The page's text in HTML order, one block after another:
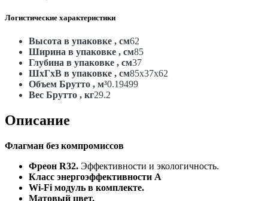
Логистические характеристики
Высота в упаковке , см62
Ширина в упаковке , см85
Глубина в упаковке , см37
ШxГxВ в упаковке , см85x37x62
Объем Брутто , м³0.19499
Вес Брутто , кг29.2
Описание
Флагман без компромиссов
Фреон R32. Эффективности и экологичность.
Класс энергоэффективности А
Wi-Fi модуль в комплекте.
Матовый цвет.